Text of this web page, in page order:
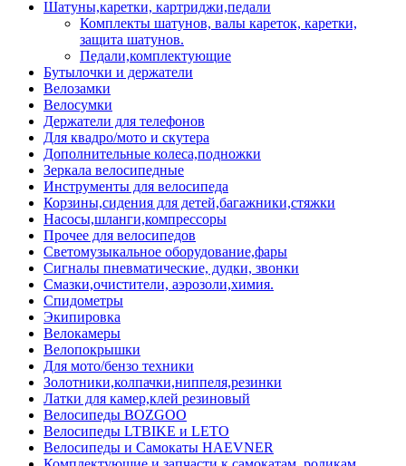
Шатуны,каретки, картриджи,педали
Комплекты шатунов, валы кареток, каретки,
защита шатунов.
Педали,комплектующие
Бутылочки и держатели
Велозамки
Велосумки
Держатели для телефонов
Для квадро/мото и скутера
Дополнительные колеса,подножки
Зеркала велосипедные
Инструменты для велосипеда
Корзины,сидения для детей,багажники,стяжки
Насосы,шланги,компрессоры
Прочее для велосипедов
Светомузыкальное оборудование,фары
Сигналы пневматические, дудки, звонки
Смазки,очистители, аэрозоли,химия.
Спидометры
Экипировка
Велокамеры
Велопокрышки
Для мото/бензо техники
Золотники,колпачки,ниппеля,резинки
Латки для камер,клей резиновый
Велосипеды BOZGOO
Велосипеды LTBIKE и LETO
Велосипеды и Самокаты HAEVNER